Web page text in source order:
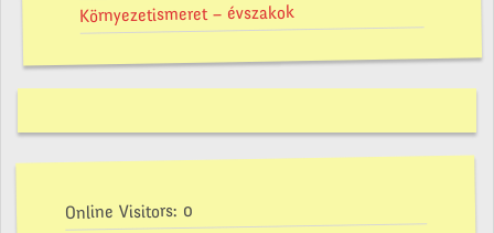
Környezetismeret – évszakok
Online Visitors: 0